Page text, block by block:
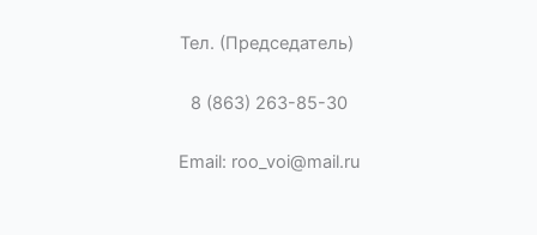
Тел. (Председатель)
8 (863) 263-85-30
Email: roo_voi@mail.ru